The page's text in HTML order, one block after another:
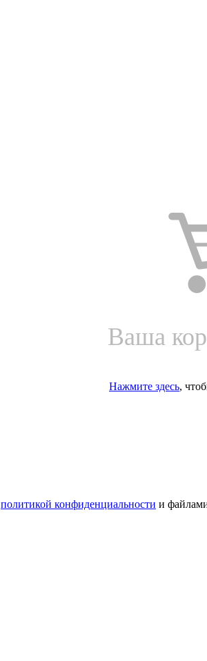
Ваша
Нажмите здесь,
политикой конфиденциальности и